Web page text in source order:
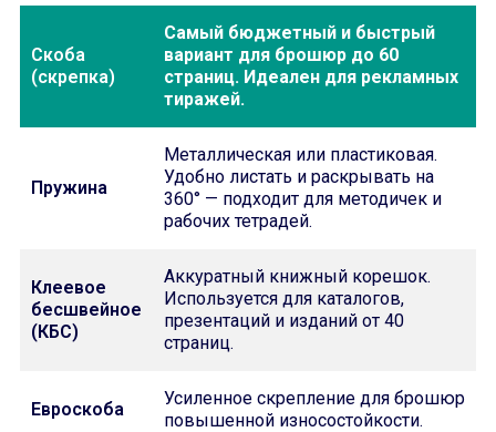
Скоба
(скрепка)
Самый бюджетный и быстрый
вариант для брошюр до 60
страниц. Идеален для рекламных
тиражей.
Пружина
Металлическая или пластиковая.
Удобно листать и раскрывать на
360° — подходит для методичек и
рабочих тетрадей.
Клеевое
бесшвейное
(КБС)
Аккуратный книжный корешок.
Используется для каталогов,
презентаций и изданий от 40
страниц.
Евроскоба
Усиленное скрепление для брошюр
повышенной износостойкости.